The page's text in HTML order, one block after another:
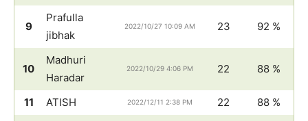
9
Prafulla
jibhak
2022/10/27 10:09 AM 23 92 %
10
Madhuri
Haradar
2022/10/29 4:06 PM 22 88 %
11 ATISH 2022/12/11 2:38 PM 22
88 %